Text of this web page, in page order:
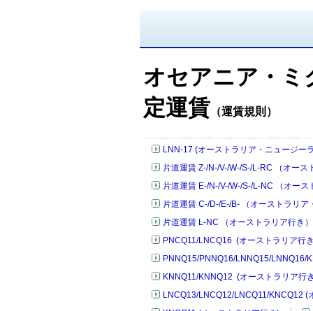
オセアニア・ミ
定運賃 （運賃規則）
LNN-17 (オーストラリア・ニュージー
片道運賃 Z-/N-/V-/W-/S-/L-RC （オー
片道運賃 E-/N-/V-/W-/S-/L-NC （オー
片道運賃 C-/D-/E-/B- （オーストラリ
片道運賃 L-NC （オーストラリア行き）
PNCQ11/LNCQ16 (オーストラリア行
PNNQ15/PNNQ16/LNNQ15/LNNQ16/
KNNQ11/KNNQ12 (オーストラリア行
LNCQ13/LNCQ12/LNCQ11/KNCQ12 (